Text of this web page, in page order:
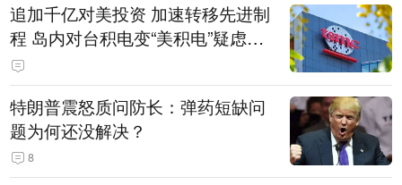
追加千亿对美投资 加速转移先进制
程 岛内对台积电变“美积电”疑虑担
忧加剧
特朗普震怒质问防长：弹药短缺问
题为何还没解决？
8